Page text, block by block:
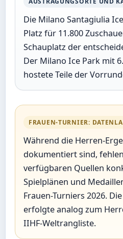
Die Milano Santagiulia
Platz für 11.800
Schauplatz der
Der Milano Ice Park mit
hostete Teile der
FRAUEN-TURNIER:
Während die Herren-
dokumentiert sind,
verfügbaren Quellen
Spielplänen und
Frauen-Turniers 2026.
erfolgte analog zum
IIHF-Weltrangliste.